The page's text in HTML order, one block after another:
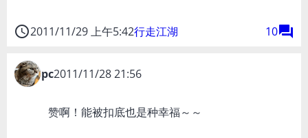
access_time2011/11/29 上午5:42行走江湖 10forum
pc2011/11/28 21:56
赞啊！能被扣底也是种幸福～～